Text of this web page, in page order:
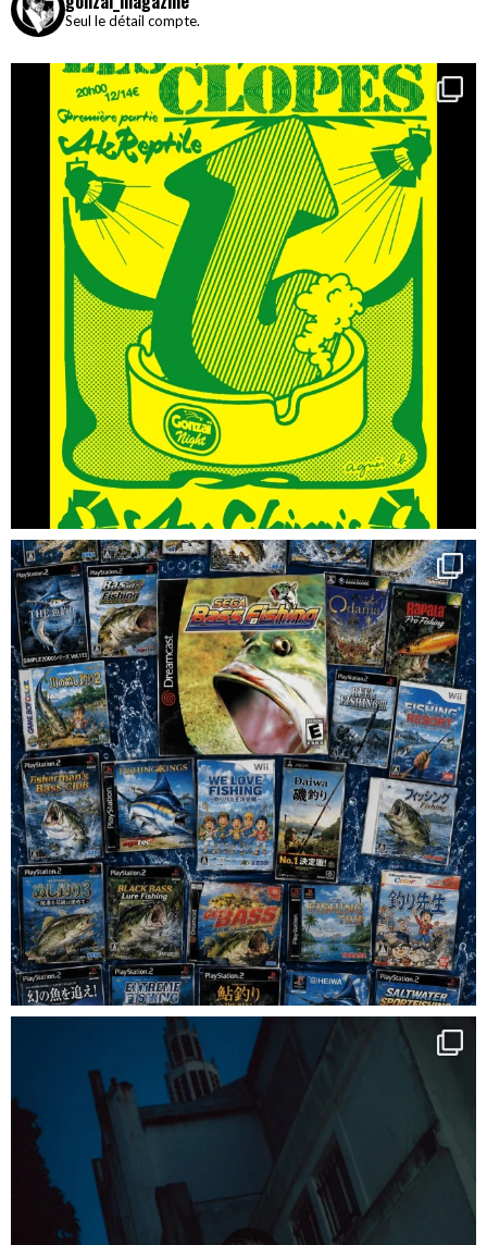
Seul le détail compte.